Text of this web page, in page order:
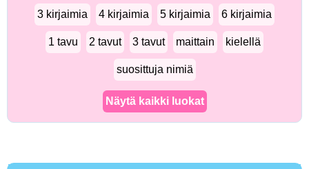
3 kirjaimia 4 kirjaimia 5 kirjaimia 6 kirjaimia
1 tavu 2 tavut 3 tavut maittain kielellä
suosittuja nimiä
Näytä kaikki luokat